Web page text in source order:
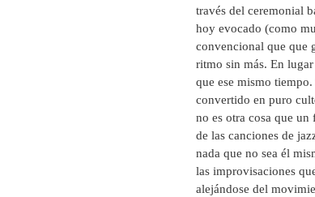
través del ceremonial
hoy evocado (como
convencional que que
ritmo sin más. En
que ese mismo
convertido en puro
no es otra cosa que un
de las canciones de
nada que no sea él
las improvisaciones
alejándose del